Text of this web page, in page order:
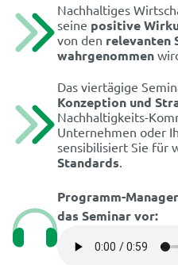
Nachhaltiges
seine positive
von den relevanten
wahrgenommen
Das viertägige
Konzeption und
Nachhaltigkeits-
Unternehmen oder
sensibilisiert Sie für
Standards.
Programm-
das Seminar vor: